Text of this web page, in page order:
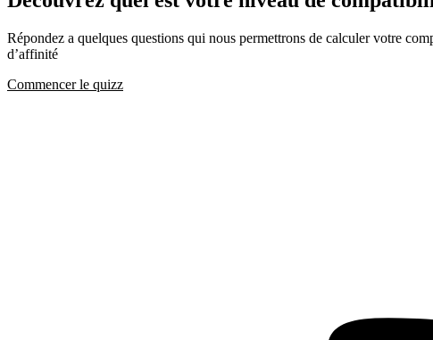
Répondez a quelques questions qui nous permettrons de calculer votre
d’affinité
Commencer le quizz